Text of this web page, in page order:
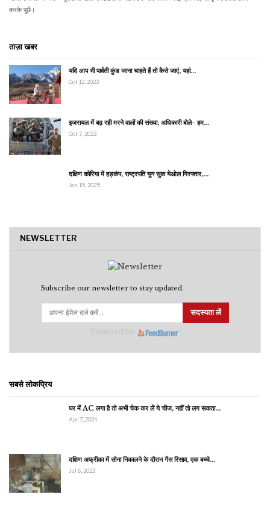
करके पूछें।
ताज़ा खबर
यदि आप भी पार्वती कुंड जाना चाहते हैं तो कैसे जाएं, यहां…
Oct 12, 2023
इजरायल में बढ़ रही मरने वालों की संख्या, अधिकारी बोले- हम…
Oct 7, 2023
दक्षिण कोरिया में हड़कंप, राष्ट्रपति यून सुक येओल गिरफ्तार,…
Jan 15, 2025
NEWSLETTER
Subscribe our newsletter to stay updated.
सदस्यता लें
सबसे लोकप्रिय
घर में AC लगा है तो अभी चेक कर लें ये चीज, नहीं तो लग सकता…
Apr 7, 2024
दक्षिण अफ्रीका में सोना निकालने के दौरान गैस रिसाव, एक बच्चे…
Jul 6, 2023